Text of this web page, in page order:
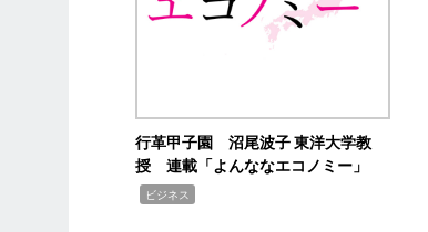
行革甲子園 沼尾波子 東洋大学教
授 連載「よんななエコノミー」
ビジネス